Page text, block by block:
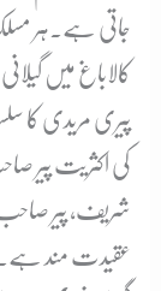
جاتی ہے۔ہر
کالاباغ میں
پیری مریدی کا
کی اکثریت پیر
شریف، پیر
عقیدت مند